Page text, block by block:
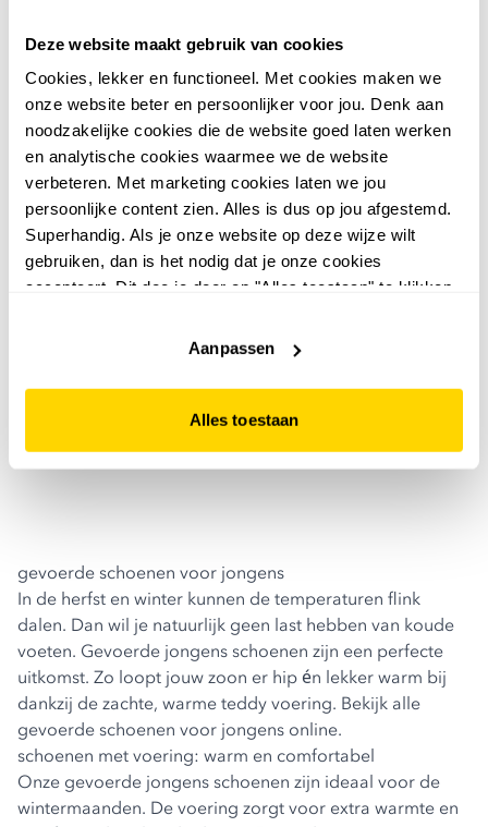
Deze website maakt gebruik van cookies
Cookies, lekker en functioneel. Met cookies maken we
onze website beter en persoonlijker voor jou. Denk aan
noodzakelijke cookies die de website goed laten werken
en analytische cookies waarmee we de website
verbeteren. Met marketing cookies laten we jou
persoonlijke content zien. Alles is dus op jou afgestemd.
Superhandig. Als je onze website op deze wijze wilt
gebruiken, dan is het nodig dat je onze cookies
accepteert. Dit doe je door op "Alles toestaan" te klikken.
website niet optimaal functioneert.
Aanpassen
Alles toestaan
Mountain Peak
Mountain Peak
gevoerde kinder
snowboots zwart
3999
FILTERENEN SORTEREN
gevoerde schoenen voor jongens
In de herfst en winter kunnen de temperaturen flink
dalen. Dan wil je natuurlijk geen last hebben van koude
voeten. Gevoerde jongens schoenen zijn een perfecte
uitkomst. Zo loopt jouw zoon er hip én lekker warm bij
dankzij de zachte, warme teddy voering. Bekijk alle
gevoerde schoenen voor jongens online.
schoenen met voering: warm en comfortabel
Onze gevoerde jongens schoenen zijn ideaal voor de
wintermaanden. De voering zorgt voor extra warmte en